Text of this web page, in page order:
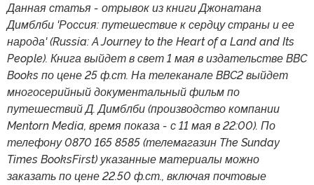
Данная статья - отрывок из книги Джонатана
Димблби 'Россия: путешествие к сердцу страны и ее
народа' (Russia: A Journey to the Heart of a Land and Its
People). Книга выйдет в свет 1 мая в издательстве BBC
Books по цене 25 ф.ст. На телеканале BBC2 выйдет
многосерийный документальный фильм по
путешествий Д. Димблби (производство компании
Mentorn Media, время показа - с 11 мая в 22:00). По
телефону 0870 165 8585 (телемагазин The Sunday
Times BooksFirst) указанные материалы можно
заказать по цене 22.50 ф.ст., включая почтовые